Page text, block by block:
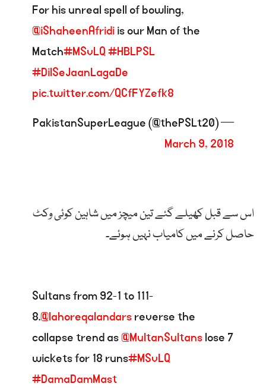
For his unreal spell of bowling,
@iShaheenAfridiis our Man of the
Match#MSvLQ#HBLPSL
#DilSeJaanLagaDe
pic.twitter.com/QCfFYZefk8
— PakistanSuperLeague (@thePSLt20)
March 9, 2018
اس سے قبل کھیلے گئے تین میچز میں شاہین کوئی وکٹ
حاصل کرنے میں کامیاب نہیں ہوئے۔
Sultans from 92-1 to 111-
8.@lahoreqalandarsreverse the
collapse trend as@MultanSultanslose 7
wickets for 18 runs#MSvLQ
#DamaDamMast